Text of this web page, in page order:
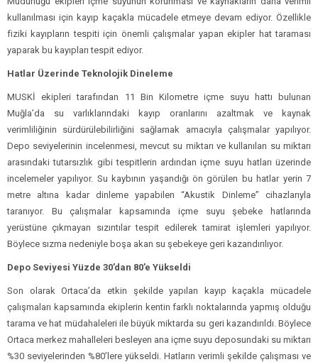
kullanılması için kayıp kaçakla mücadele etmeye devam ediyor. Özellikle
fiziki kayıpların tespiti için önemli çalışmalar yapan ekipler hat taraması
yaparak bu kayıpları tespit ediyor.
Hatlar Üzerinde Teknolojik Dineleme
MUSKİ ekipleri tarafından 11 Bin Kilometre içme suyu hattı bulunan
Muğla’da su varlıklarındaki kayıp oranlarını azaltmak ve kaynak
verimliliğinin sürdürülebilirliğini sağlamak amacıyla çalışmalar yapılıyor.
Depo seviyelerinin incelenmesi, mevcut su miktarı ve kullanılan su miktarı
arasındaki tutarsızlık gibi tespitlerin ardından içme suyu hatları üzerinde
incelemeler yapılıyor. Su kaybının yaşandığı ön görülen bu hatlar yerin 7
metre altına kadar dinleme yapabilen “Akustik Dinleme” cihazlarıyla
taranıyor. Bu çalışmalar kapsamında içme suyu şebeke hatlarında
yerüstüne çıkmayan sızıntılar tespit edilerek tamirat işlemleri yapılıyor.
Böylece sızma nedeniyle boşa akan su şebekeye geri kazandırılıyor.
Depo Seviyesi Yüzde 30’dan 80’e Yükseldi
Son olarak Ortaca’da etkin şekilde yapılan kayıp kaçakla mücadele
çalışmaları kapsamında ekiplerin kentin farklı noktalarında yapmış olduğu
tarama ve hat müdahaleleri ile büyük miktarda su geri kazandırıldı. Böylece
Ortaca merkez mahalleleri besleyen ana içme suyu deposundaki su miktarı
%30 seviyelerinden %80’lere yükseldi. Hatların verimli şekilde çalışması ve